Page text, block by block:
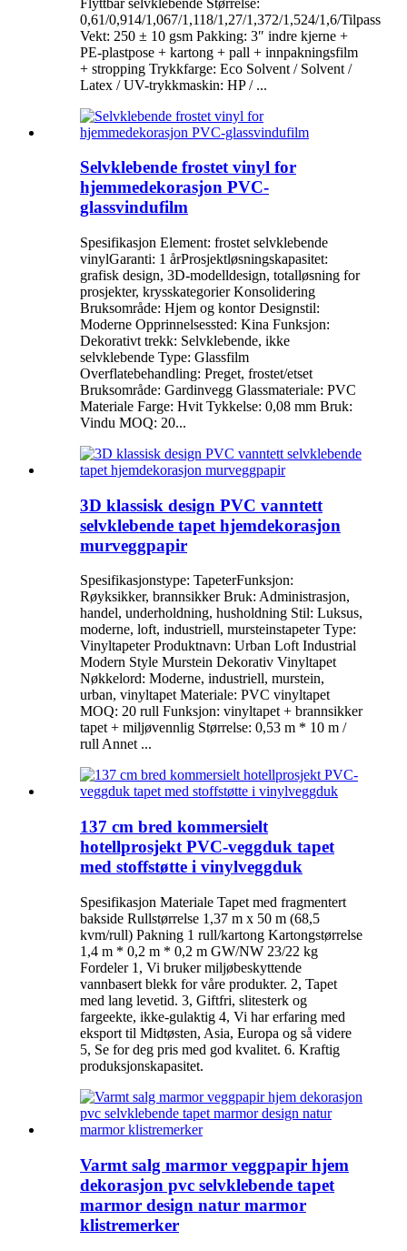
0,61/0,914/1,067/1,118/1,27/1,372/1,524/1,6/Tilpass
Vekt: 250 ± 10 gsm Pakking: 3″ indre kjerne +
PE-plastpose + kartong + pall + innpakningsfilm
+ stropping Trykkfarge: Eco Solvent / Solvent /
Latex / UV-trykkmaskin: HP / ...
Selvklebende frostet vinyl for
hjemmedekorasjon PVC-
glassvindufilm
Spesifikasjon Element: frostet selvklebende
vinylGaranti: 1 årProsjektløsningskapasitet:
grafisk design, 3D-modelldesign, totalløsning for
prosjekter, krysskategorier Konsolidering
Bruksområde: Hjem og kontor Designstil:
Moderne Opprinnelsessted: Kina Funksjon:
Dekorativt trekk: Selvklebende, ikke
selvklebende Type: Glassfilm
Overflatebehandling: Preget, frostet/etset
Bruksområde: Gardinvegg Glassmateriale: PVC
Materiale Farge: Hvit Tykkelse: 0,08 mm Bruk:
Vindu MOQ: 20...
3D klassisk design PVC vanntett
selvklebende tapet hjemdekorasjon
murveggpapir
Spesifikasjonstype: TapeterFunksjon:
Røyksikker, brannsikker Bruk: Administrasjon,
handel, underholdning, husholdning Stil: Luksus,
moderne, loft, industriell, mursteinstapeter Type:
Vinyltapeter Produktnavn: Urban Loft Industrial
Modern Style Murstein Dekorativ Vinyltapet
Nøkkelord: Moderne, industriell, murstein,
urban, vinyltapet Materiale: PVC vinyltapet
MOQ: 20 rull Funksjon: vinyltapet + brannsikker
tapet + miljøvennlig Størrelse: 0,53 m * 10 m /
rull Annet ...
137 cm bred kommersielt
hotellprosjekt PVC-veggduk tapet
med stoffstøtte i vinylveggduk
Spesifikasjon Materiale Tapet med fragmentert
bakside Rullstørrelse 1,37 m x 50 m (68,5
kvm/rull) Pakning 1 rull/kartong Kartongstørrelse
1,4 m * 0,2 m * 0,2 m GW/NW 23/22 kg
Fordeler 1, Vi bruker miljøbeskyttende
vannbasert blekk for våre produkter. 2, Tapet
med lang levetid. 3, Giftfri, slitesterk og
fargeekte, ikke-gulaktig 4, Vi har erfaring med
eksport til Midtøsten, Asia, Europa og så videre
5, Se for deg pris med god kvalitet. 6. Kraftig
produksjonskapasitet.
Varmt salg marmor veggpapir hjem
dekorasjon pvc selvklebende tapet
marmor design natur marmor
klistremerker